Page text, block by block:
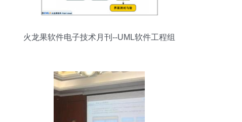
火龙果软件电子技术月刊--UML软件工程组